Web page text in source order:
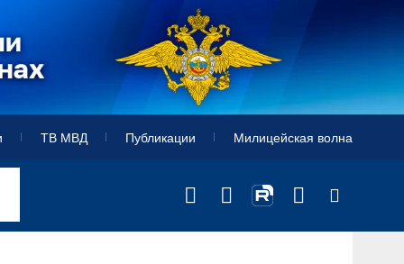
ТВ МВД Публикации Милицейская волна